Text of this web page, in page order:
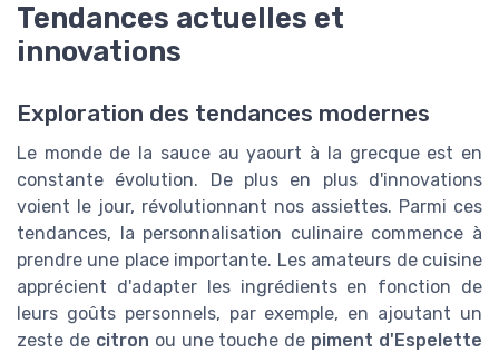
Tendances actuelles et
innovations
Exploration des tendances modernes
Le monde de la sauce au yaourt à la grecque est en
constante évolution. De plus en plus d'innovations
voient le jour, révolutionnant nos assiettes. Parmi ces
tendances, la personnalisation culinaire commence à
prendre une place importante. Les amateurs de cuisine
apprécient d'adapter les ingrédients en fonction de
leurs goûts personnels, par exemple, en ajoutant un
zeste de citron ou une touche de piment d'Espelette